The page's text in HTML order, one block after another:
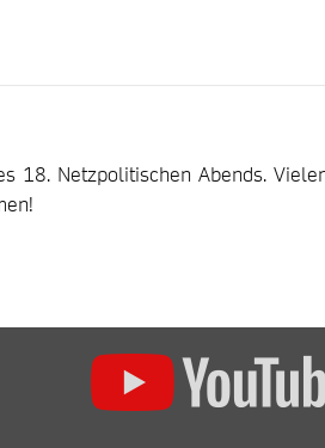
18. Netzpolitischen Abends.